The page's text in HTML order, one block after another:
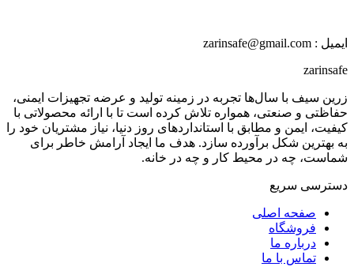
ایمیل : zarinsafe@gmail.com
zarinsafe
زرین سیف با سال‌ها تجربه در زمینه تولید و عرضه تجهیزات ایمنی،
حفاظتی و صنعتی، همواره تلاش کرده است تا با ارائه محصولاتی با
کیفیت، ایمن و مطابق با استانداردهای روز دنیا، نیاز مشتریان خود را
به بهترین شکل برآورده سازد. هدف ما ایجاد آرامش خاطر برای
شماست، چه در محیط کار و چه در خانه.
دسترسی سریع
صفحه اصلی
فروشگاه
درباره ما
تماس با ما